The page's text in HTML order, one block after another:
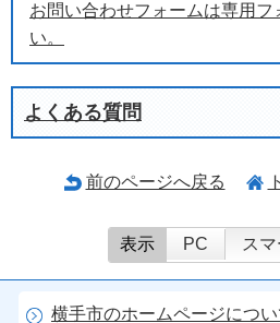
お問い合わせフォームは専用フ
い。
よくある質問
前のページへ戻る
表示 PC ス
横手市のホームページについ